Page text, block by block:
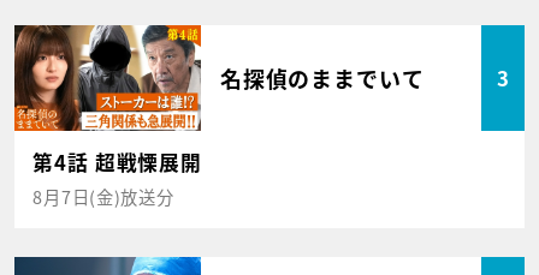
名探偵のままでいて 3
第4話 超戦慄展開
8月7日(金)放送分